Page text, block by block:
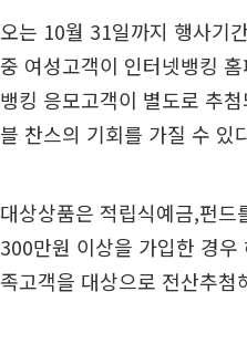
오는 10월 31일까지 행사기
중 여성고객이 인터넷뱅킹
뱅킹 응모고객이 별도로 추
블 찬스의 기회를 가질 수 있
대상상품은 적립식예금,펀
300만원 이상을 가입한 경
족고객을 대상으로 전산추